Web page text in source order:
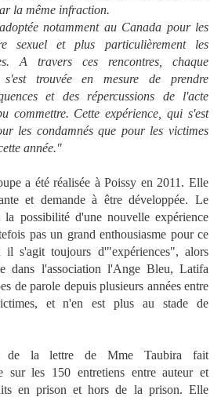
la même infraction.
notamment au Canada pour les
sexuel et plus particulièrement les
A travers ces rencontres, chaque
s'est trouvée en mesure de prendre
et des répercussions de l'acte
commettre. Cette expérience, qui s'est
les condamnés que pour les victimes
année."
a été réalisée à Poissy en 2011. Elle
et demande à être développée. Le
la possibilité d'une nouvelle expérience
pas un grand enthousiasme pour ce
il s'agit toujours d'"expériences", alors
dans l'association l'Ange Bleu, Latifa
de parole depuis plusieurs années entre
et n'en est plus au stade de
de la lettre de Mme Taubira fait
sur les 150 entretiens entre auteur et
en prison et hors de la prison. Elle